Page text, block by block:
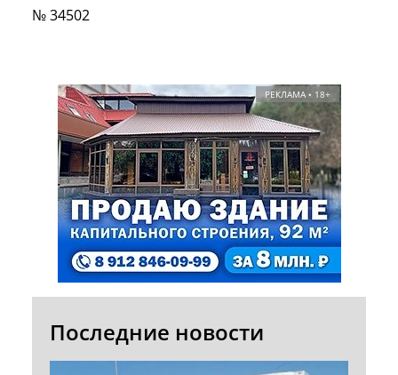
№ 34502
РЕКЛАМА • 18+
Последние новости